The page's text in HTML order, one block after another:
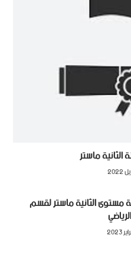
الثانية ماستر
مستوى الثانية ماستر لقسم